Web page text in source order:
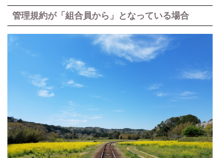
管理規約が「組合員から」となっている場合